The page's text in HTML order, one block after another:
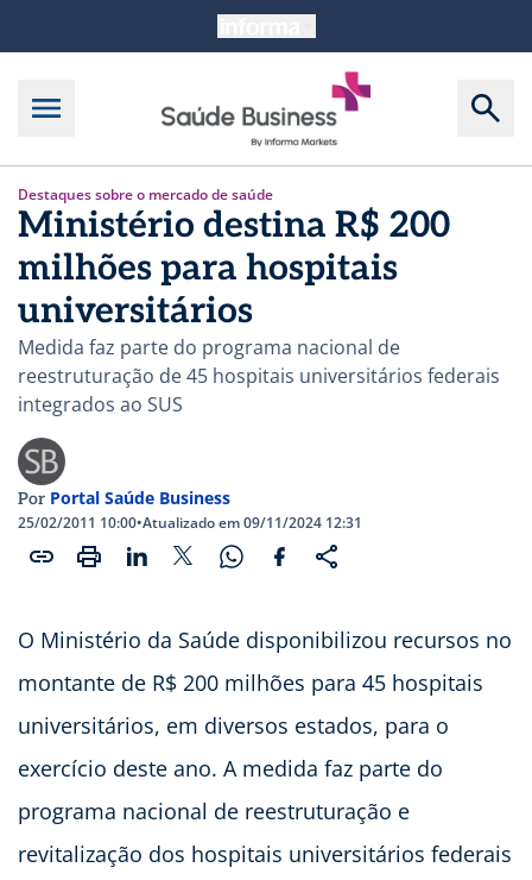
Destaques sobre o mercado de saúde
Ministério destina R$ 200
milhões para hospitais
universitários
Medida faz parte do programa nacional de
reestruturação de 45 hospitais universitários federais
integrados ao SUS
Por Portal Saúde Business
25/02/2011 10:00•Atualizado em 09/11/2024 12:31
O Ministério da Saúde disponibilizou recursos no
montante de R$ 200 milhões para 45 hospitais
universitários, em diversos estados, para o
exercício deste ano. A medida faz parte do
programa nacional de reestruturação e
revitalização dos hospitais universitários federais